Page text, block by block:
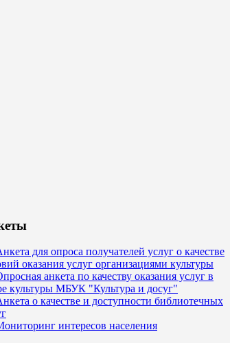
для опроса получателей услуг о качестве
оказания услуг организациями культуры
анкета по качеству оказания услуг в
культуры МБУК "Культура и досуг"
о качестве и доступности библиотечных
интересов населения